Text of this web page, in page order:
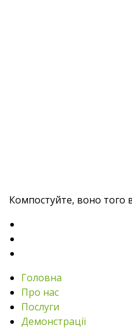
Компостуйте, воно того
Головна
Про нас
Послуги
Демонстрації